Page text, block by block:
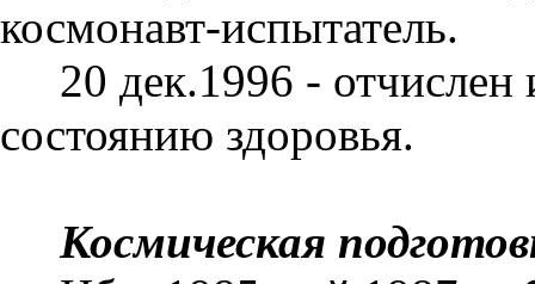
космонавт-испы­татель.
20 дек.1996 - отчислен
состоянию здоровья.
Космическая